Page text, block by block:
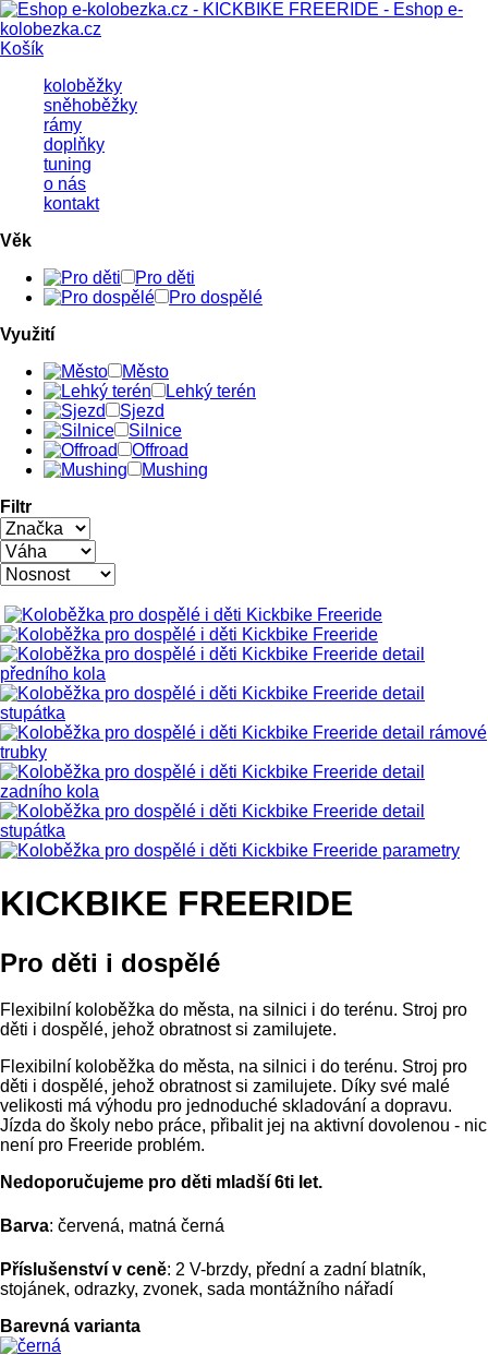
Košík
koloběžky
sněhoběžky
rámy
doplňky
tuning
o nás
kontakt
Věk
Pro děti
Pro dospělé
Využití
Město
Lehký terén
Sjezd
Silnice
Offroad
Mushing
Filtr
KICKBIKE FREERIDE
Pro děti i dospělé
Flexibilní koloběžka do města, na silnici i do terénu. Stroj pro
děti i dospělé, jehož obratnost si zamilujete.
Flexibilní koloběžka do města, na silnici i do terénu. Stroj pro
děti i dospělé, jehož obratnost si zamilujete. Díky své malé
velikosti má výhodu pro jednoduché skladování a dopravu.
Jízda do školy nebo práce, přibalit jej na aktivní dovolenou - nic
není pro Freeride problém.
Nedoporučujeme pro děti mladší 6ti let.
Barva: červená, matná černá
Příslušenství v ceně: 2 V-brzdy, přední a zadní blatník,
stojánek, odrazky, zvonek, sada montážního nářadí
Barevná varianta